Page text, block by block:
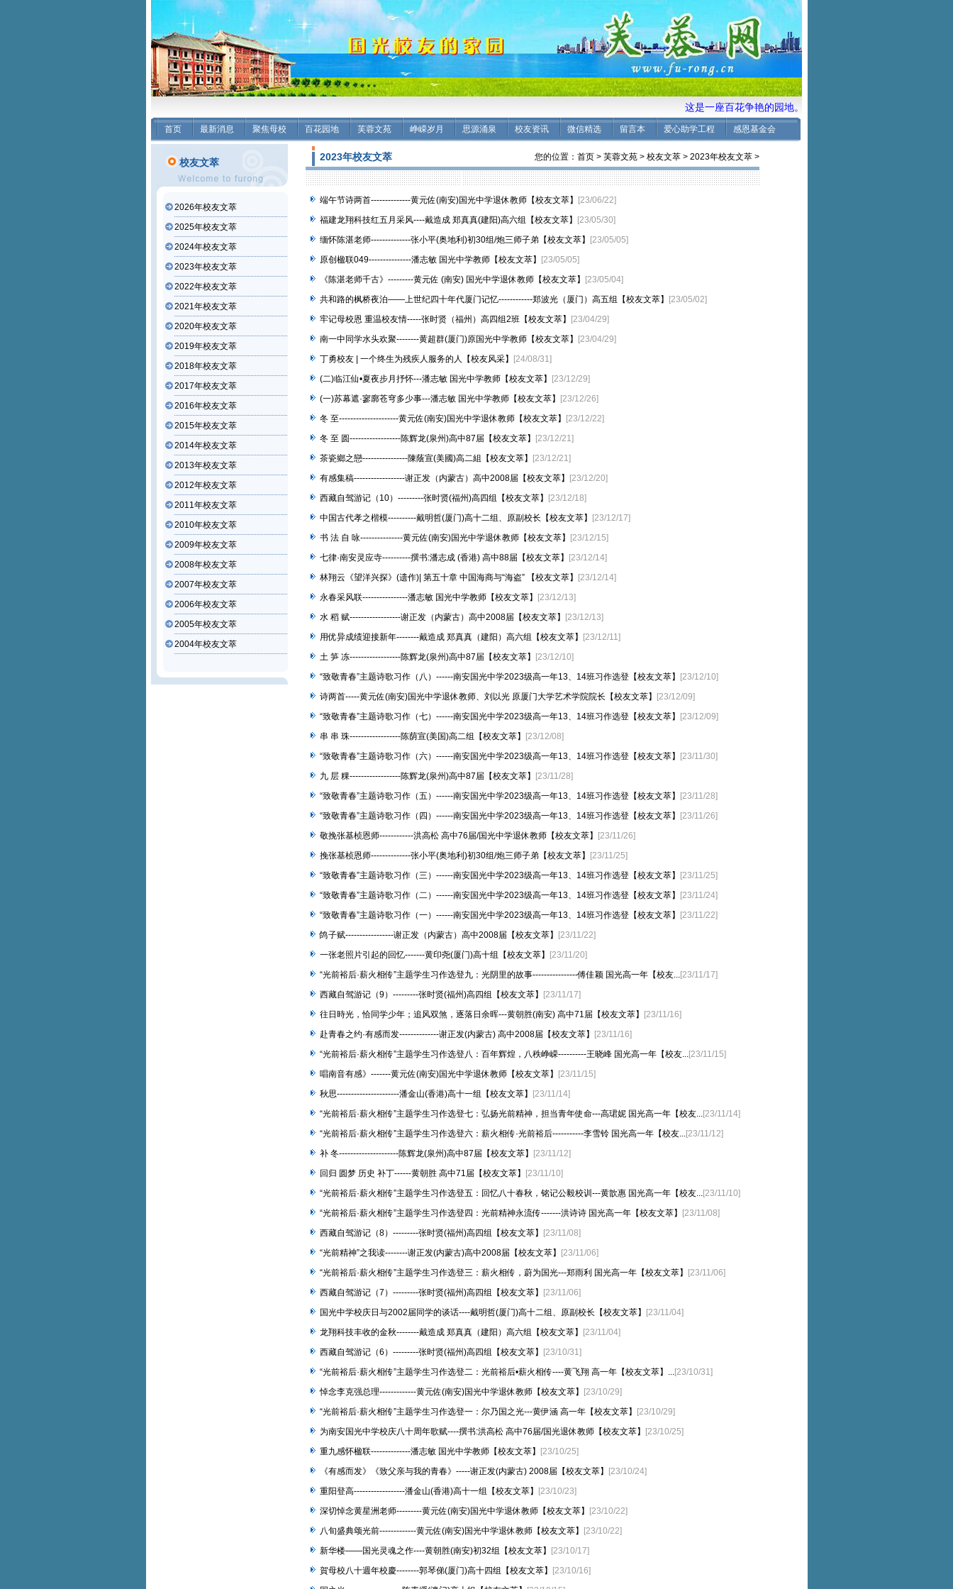
这是一座百花争艳的园地。 愿校友们共同来耕耘培土、施
首页 最新消息 聚焦母校 百花园地 芙蓉文苑 峥嵘岁月 思源涌泉 校友资讯 微信精选 留言本 爱心助学工程 感恩基金会
校友文萃
2026年校友文萃
2025年校友文萃
2024年校友文萃
2023年校友文萃
2022年校友文萃
2021年校友文萃
2020年校友文萃
2019年校友文萃
2018年校友文萃
2017年校友文萃
2016年校友文萃
2015年校友文萃
2014年校友文萃
2013年校友文萃
2012年校友文萃
2011年校友文萃
2010年校友文萃
2009年校友文萃
2008年校友文萃
2007年校友文萃
2006年校友文萃
2005年校友文萃
2004年校友文萃
2023年校友文萃 您的位置： 首页 > 芙蓉文苑 > 校友文萃 > 2023年校友文萃 >
端午节诗两首--------------黄元佐(南安)国光中学退休教师【校友文萃】
[23/06/22]
福建龙翔科技红五月采风----戴造成 郑真真(建阳)高六组【校友文萃】
[23/05/30]
缅怀陈湛老师--------------张小平(奥地利)初30组/炮三师子弟【校友文萃】
[23/05/05]
原创楹联049---------------潘志敏 国光中学教师【校友文萃】
[23/05/05]
《陈湛老师千古》---------黄元佐 (南安) 国光中学退休教师【校友文萃】
[23/05/04]
共和路的枫桥夜泊——上世纪四十年代厦门记忆------------郑波光（厦门）高五组【校友文萃】
[23/05/02]
牢记母校恩 重温校友情-----张时贤（福州）高四组2班【校友文萃】
[23/04/29]
南一中同学水头欢聚--------黄超群(厦门)原国光中学教师【校友文萃】
[23/04/29]
丁勇校友 | 一个终生为残疾人服务的人【校友风采】
[24/08/31]
(二)临江仙•夏夜步月抒怀---潘志敏 国光中学教师【校友文萃】
[23/12/29]
(一)苏幕遮·寥廓苍穹多少事---潘志敏 国光中学教师【校友文萃】
[23/12/26]
冬 至---------------------黄元佐(南安)国光中学退休教师【校友文萃】
[23/12/22]
冬 至 圆------------------陈辉龙(泉州)高中87届【校友文萃】
[23/12/21]
茶瓷鄉之戀----------------陳蔭宣(美國)高二組【校友文萃】
[23/12/21]
有感集稿------------------谢正发（内蒙古）高中2008届【校友文萃】
[23/12/20]
西藏自驾游记（10）---------张时贤(福州)高四组【校友文萃】
[23/12/18]
中国古代孝之楷模----------戴明哲(厦门)高十二组、原副校长【校友文萃】
[23/12/17]
书 法 自 咏---------------黄元佐(南安)国光中学退休教师【校友文萃】
[23/12/15]
七律·南安灵应寺----------撰书:潘志成 (香港) 高中88届【校友文萃】
[23/12/14]
林翔云《望洋兴探》(遗作)| 第五十章 中国海商与“海盗” 【校友文萃】
[23/12/14]
永春采风联----------------潘志敏 国光中学教师【校友文萃】
[23/12/13]
水 稻 赋------------------谢正发（内蒙古）高中2008届【校友文萃】
[23/12/13]
用优异成绩迎接新年--------戴造成 郑真真（建阳）高六组【校友文萃】
[23/12/11]
土 笋 冻------------------陈辉龙(泉州)高中87届【校友文萃】
[23/12/10]
“致敬青春”主题诗歌习作（八）------南安国光中学2023级高一年13、14班习作选登【校友文萃】
[23/12/10]
诗两首-----黄元佐(南安)国光中学退休教师、刘以光 原厦门大学艺术学院院长【校友文萃】
[23/12/09]
“致敬青春”主题诗歌习作（七）------南安国光中学2023级高一年13、14班习作选登【校友文萃】
[23/12/09]
串 串 珠------------------陈荫宣(美国)高二组【校友文萃】
[23/12/08]
“致敬青春”主题诗歌习作（六）------南安国光中学2023级高一年13、14班习作选登【校友文萃】
[23/11/30]
九 层 粿------------------陈辉龙(泉州)高中87届【校友文萃】
[23/11/28]
“致敬青春”主题诗歌习作（五）------南安国光中学2023级高一年13、14班习作选登【校友文萃】
[23/11/28]
“致敬青春”主题诗歌习作（四）------南安国光中学2023级高一年13、14班习作选登【校友文萃】
[23/11/26]
敬挽张基桢恩师------------洪高松 高中76届/国光中学退休教师【校友文萃】
[23/11/26]
挽张基桢恩师--------------张小平(奥地利)初30组/炮三师子弟【校友文萃】
[23/11/25]
“致敬青春”主题诗歌习作（三）------南安国光中学2023级高一年13、14班习作选登【校友文萃】
[23/11/25]
“致敬青春”主题诗歌习作（二）------南安国光中学2023级高一年13、14班习作选登【校友文萃】
[23/11/24]
“致敬青春”主题诗歌习作（一）------南安国光中学2023级高一年13、14班习作选登【校友文萃】
[23/11/22]
鸽子赋-----------------谢正发（内蒙古）高中2008届【校友文萃】
[23/11/22]
一张老照片引起的回忆-------黄印尧(厦门)高十组【校友文萃】
[23/11/20]
“光前裕后·薪火相传”主题学生习作选登九：光阴里的故事----------------傅佳颖 国光高一年【校友...[23/11/17]
西藏自驾游记（9）---------张时贤(福州)高四组【校友文萃】
[23/11/17]
往日時光，恰同学少年；追风双煞，逐落日余晖---黄朝胜(南安) 高中71届【校友文萃】
[23/11/16]
赴青春之约·有感而发--------------谢正发(内蒙古) 高中2008届【校友文萃】
[23/11/16]
“光前裕后·薪火相传”主题学生习作选登八：百年辉煌，八秩峥嵘----------王晓峰 国光高一年【校友...[23/11/15]
唱南音有感》-------黄元佐(南安)国光中学退休教师【校友文萃】
[23/11/15]
秋思----------------------潘金山(香港)高十一组【校友文萃】
[23/11/14]
“光前裕后·薪火相传”主题学生习作选登七：弘扬光前精神，担当青年使命---高珺妮 国光高一年【校友...[23/11/14]
“光前裕后·薪火相传”主题学生习作选登六：薪火相传·光前裕后-----------李雪铃 国光高一年【校友...[23/11/12]
补 冬---------------------陈辉龙(泉州)高中87届【校友文萃】
[23/11/12]
回归 圆梦 历史 补丁------黄朝胜 高中71届【校友文萃】
[23/11/10]
“光前裕后·薪火相传”主题学生习作选登五：回忆八十春秋，铭记公毅校训---黄歆惠 国光高一年【校友...[23/11/10]
“光前裕后·薪火相传”主题学生习作选登四：光前精神永流传-------洪诗诗 国光高一年【校友文萃】
[23/11/08]
西藏自驾游记（8）---------张时贤(福州)高四组【校友文萃】
[23/11/08]
“光前精神”之我读--------谢正发(内蒙古)高中2008届【校友文萃】
[23/11/06]
“光前裕后·薪火相传”主题学生习作选登三：薪火相传，蔚为国光---郑雨利 国光高一年【校友文萃】
[23/11/06]
西藏自驾游记（7）---------张时贤(福州)高四组【校友文萃】
[23/11/06]
国光中学校庆日与2002届同学的谈话----戴明哲(厦门)高十二组、原副校长【校友文萃】
[23/11/04]
龙翔科技丰收的金秋--------戴造成 郑真真（建阳）高六组【校友文萃】
[23/11/04]
西藏自驾游记（6）---------张时贤(福州)高四组【校友文萃】
[23/10/31]
“光前裕后·薪火相传”主题学生习作选登二：光前裕后•薪火相传----黄飞翔 高一年【校友文萃】...[23/10/31]
悼念李克强总理-------------黄元佐(南安)国光中学退休教师【校友文萃】
[23/10/29]
“光前裕后·薪火相传”主题学生习作选登一：尔乃国之光---黄伊涵 高一年【校友文萃】
[23/10/29]
为南安国光中学校庆八十周年歌赋----撰书:洪高松 高中76届/国光退休教师【校友文萃】
[23/10/25]
重九感怀楹联--------------潘志敏 国光中学教师【校友文萃】
[23/10/25]
《有感而发》《致父亲与我的青春》-----谢正发(内蒙古) 2008届【校友文萃】
[23/10/24]
重阳登高------------------潘金山(香港)高十一组【校友文萃】
[23/10/23]
深切悼念黄星洲老师---------黄元佐(南安)国光中学退休教师【校友文萃】
[23/10/22]
八旬盛典颂光前-------------黄元佐(南安)国光中学退休教师【校友文萃】
[23/10/22]
新华楼——国光灵魂之作----黄朝胜(南安)初32组【校友文萃】
[23/10/17]
賀母校八十週年校慶--------郭琴俤(厦门)高十四组【校友文萃】
[23/10/16]